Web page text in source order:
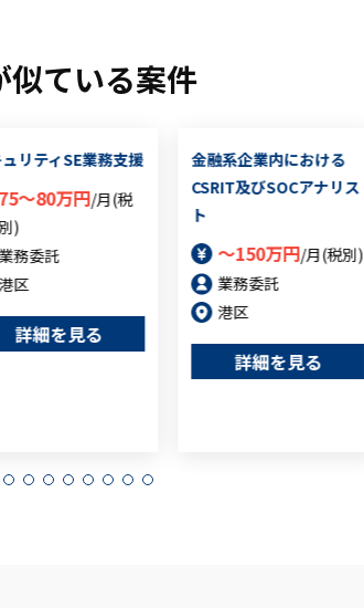
似ている案件
リティSE業務支援
75～80万円/月(税
別)
務委託
区
詳細を見る
金融系企業内における
CSRIT及びSOCアナリス
ト
～150万円/月(税別)
業務委託
港区
詳細を見る